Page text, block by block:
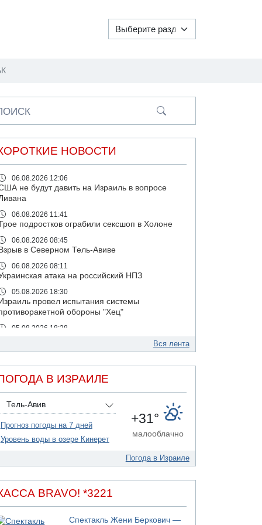
НОВОСТИ
06.08.2026 12:06
не будут давить на Израиль в вопросе
06.08.2026 11:41
подростков ограбили сексшоп в Холоне
06.08.2026 08:45
Взрыв в Северном Тель-Авиве
06.08.2026 08:11
атака на российский НПЗ
05.08.2026 18:30
Израиль провел испытания системы
обороны "Хец"
05.08.2026 18:28
05.08.2026 17:00
посол Израиля в ООН Гилад Эрдан
в четверг о создании новой
партии
05.08.2026 13:49
На севере Израиля на берег выбросило тело
05.08.2026 13:32
05.08.2026 10:16
активисты пытались ворваться в офис
сионизма"
Вся лента
В ИЗРАИЛЕ
Тель-Авив
Прогноз погоды на 7 дней
Уровень воды в озере Кинерет
+31°
малооблачно
Погода в Израиле
BRAVO! *3221
Спектакль Жени Беркович —